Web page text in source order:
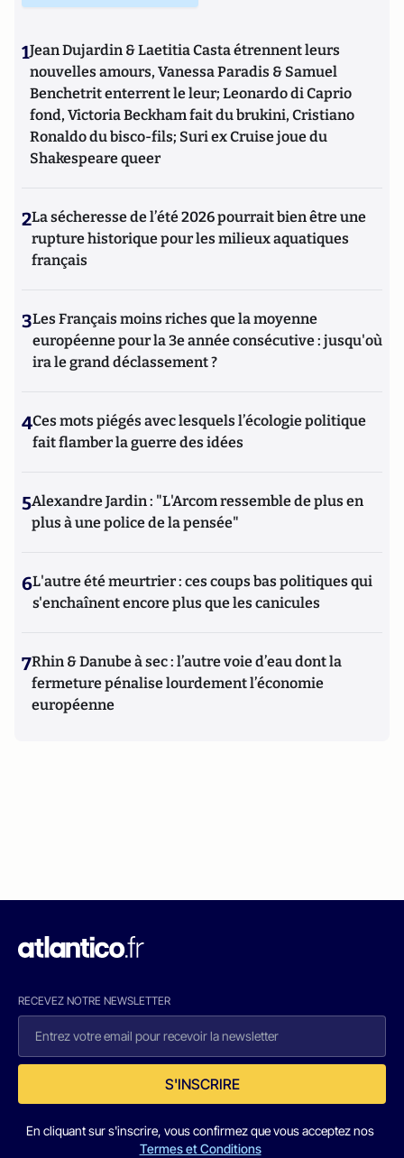
1Jean Dujardin & Laetitia Casta étrennent leurs
nouvelles amours, Vanessa Paradis & Samuel
Benchetrit enterrent le leur; Leonardo di Caprio
fond, Victoria Beckham fait du brukini, Cristiano
Ronaldo du bisco-fils; Suri ex Cruise joue du
Shakespeare queer
2La sécheresse de l’été 2026 pourrait bien être une
rupture historique pour les milieux aquatiques
français
3Les Français moins riches que la moyenne
européenne pour la 3e année consécutive : jusqu'où
ira le grand déclassement ?
4Ces mots piégés avec lesquels l’écologie politique
fait flamber la guerre des idées
5Alexandre Jardin : "L'Arcom ressemble de plus en
plus à une police de la pensée"
6L'autre été meurtrier : ces coups bas politiques qui
s'enchaînent encore plus que les canicules
7Rhin & Danube à sec : l’autre voie d’eau dont la
fermeture pénalise lourdement l’économie
européenne
RECEVEZ NOTRE NEWSLETTER
S'INSCRIRE
En cliquant sur s'inscrire, vous confirmez que vous acceptez nos
Termes et Conditions